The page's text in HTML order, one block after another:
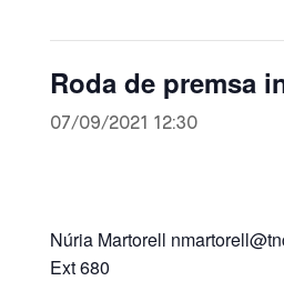
Roda de premsa
07/09/2021 12:30
Núria Martorell
Ext 680